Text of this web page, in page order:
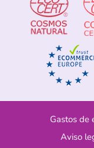
Gastos de
Aviso